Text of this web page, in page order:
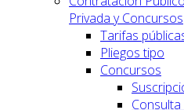
Privada y Concursos
Tarifas
Pliegos tipo
Concursos